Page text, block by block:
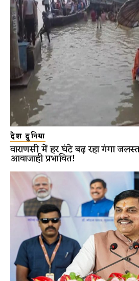
देश दुनिया
वाराणसी में हर घंटे बढ़ रहा गंगा
आवाजाही प्रभावित!